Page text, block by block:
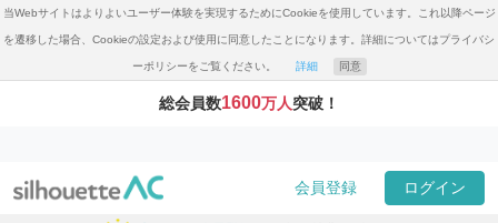
当Webサイトはよりよいユーザー体験を実現するためにCookieを使用しています。これ以降ページ
を遷移した場合、Cookieの設定および使用に同意したことになります。詳細についてはプライバシ
ーポリシーをご覧ください。 詳細 同意
総会員数1600万人突破！
会員登録 ログイン